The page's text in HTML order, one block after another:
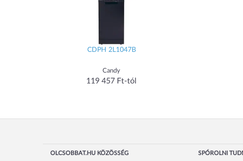
CDPH 2L1047B
Candy
119 457 Ft-tól
OLCSOBBAT.HU KÖZÖSSÉG SPÓROLNI